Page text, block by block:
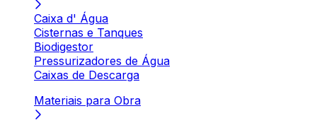
Caixa d' Água
Cisternas e Tanques
Biodigestor
Pressurizadores de Água
Caixas de Descarga
Materiais para Obra